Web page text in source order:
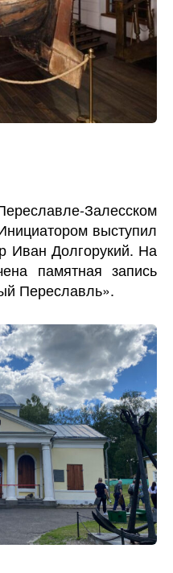
Залесском
выступил
Иван Долгорукий. На
памятная запись
Переславль».